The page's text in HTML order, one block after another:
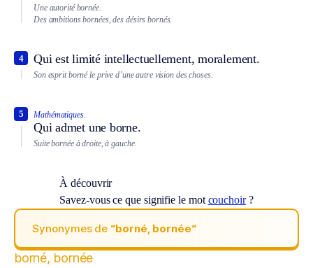
Une autorité bornée.
Des ambitions bornées, des désirs bornés.
Qui est limité intellectuellement, moralement.
4
Son esprit borné le prive d’une autre vision des choses.
Mathématiques.
Qui admet une borne.
5
Suite bornée à droite, à gauche.
À découvrir
Savez-vous ce que signifie le mot couchoir?
Synonymes de “borné, bornée“
borné, bornée